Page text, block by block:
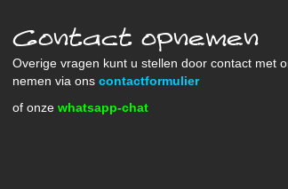
Contact opnemen
Overige vragen kunt u stellen door contact met
nemen via ons contactformulier
of onze whatsapp-chat